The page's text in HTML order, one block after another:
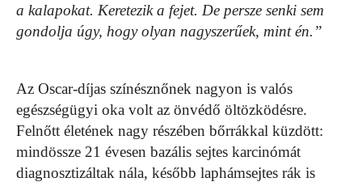
a kalapokat. Keretezik a fejet. De persze senki sem
gondolja úgy, hogy olyan nagyszerűek, mint én.”
Az Oscar-díjas színésznőnek nagyon is valós
egészségügyi oka volt az önvédő öltözködésre.
Felnőtt életének nagy részében bőrrákkal küzdött:
mindössze 21 évesen bazális sejtes karcinómát
diagnosztizáltak nála, később laphámsejtes rák is